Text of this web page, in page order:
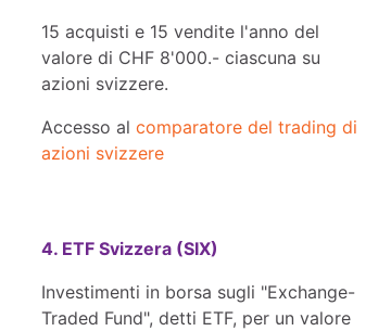
15 acquisti e 15 vendite l'anno del
valore di CHF 8'000.- ciascuna su
azioni svizzere.
Accesso al comparatore del trading di
azioni svizzere
4. ETF Svizzera (SIX)
Investimenti in borsa sugli "Exchange-
Traded Fund", detti ETF, per un valore